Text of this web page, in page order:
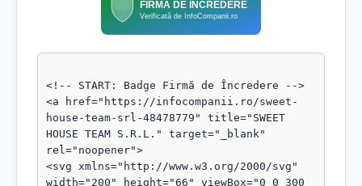
FIRMĂ DE ÎNCREDERE
Verificată de InfoCompanii.ro
<!-- START: Badge Firmă de Încredere -->
<a href="https://infocompanii.ro/sweet-
house-team-srl-48478779" title="SWEET
HOUSE TEAM S.R.L." target="_blank"
rel="noopener">
<svg xmlns="http://www.w3.org/2000/svg"
width="200" height="66" viewBox="0 0 300